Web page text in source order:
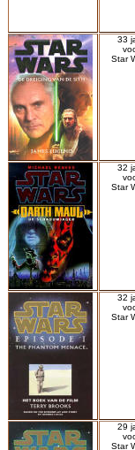
33
Star
32
Star
32
Star
29
Star